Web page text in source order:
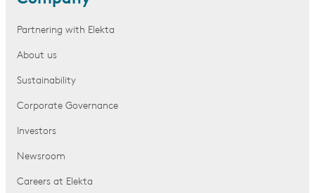
Partnering with Elekta
About us
Sustainability
Corporate Governance
Investors
Newsroom
Careers at Elekta